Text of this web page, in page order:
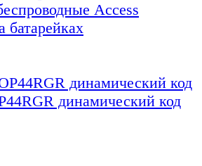
Access
батарейках
динамический код